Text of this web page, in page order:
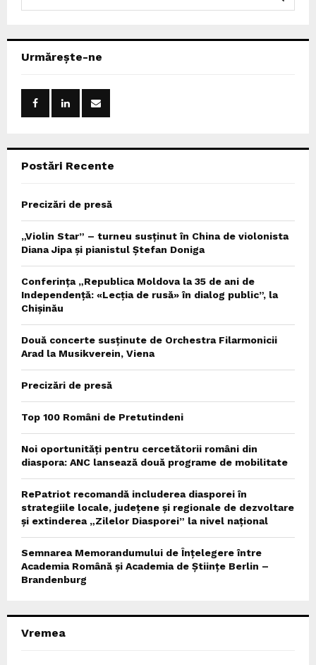
h
Urmărește-ne
Postări Recente
Precizări de presă
„Violin Star” – turneu susținut în China de violonista
Diana Jipa și pianistul Ștefan Doniga
Conferința „Republica Moldova la 35 de ani de
Independență: «Lecția de rusă» în dialog public”, la
Chișinău
Două concerte susținute de Orchestra Filarmonicii
Arad la Musikverein, Viena
Precizări de presă
Top 100 Români de Pretutindeni
Noi oportunități pentru cercetătorii români din
diaspora: ANC lansează două programe de mobilitate
RePatriot recomandă includerea diasporei în
strategiile locale, județene și regionale de dezvoltare
și extinderea „Zilelor Diasporei” la nivel național
Semnarea Memorandumului de Înțelegere între
Academia Română și Academia de Științe Berlin –
Brandenburg
Vremea